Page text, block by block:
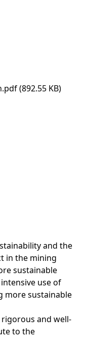
(892.55 KB)
and the
in the mining
sustainable
use of
more sustainable
and well-
to the